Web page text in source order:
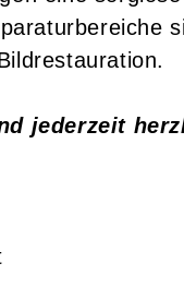
jederzeit